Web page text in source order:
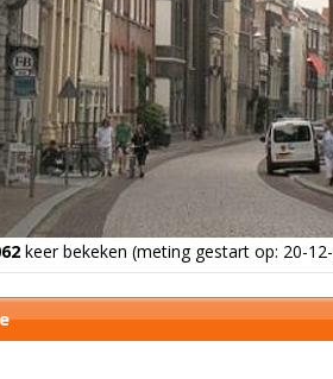
keer bekeken (meting gestart op: 20-